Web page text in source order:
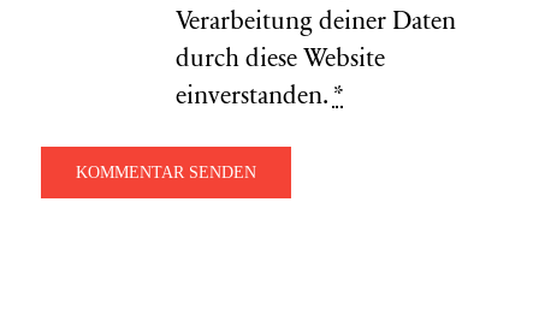
Verarbeitung deiner Daten
durch diese Website
einverstanden. *